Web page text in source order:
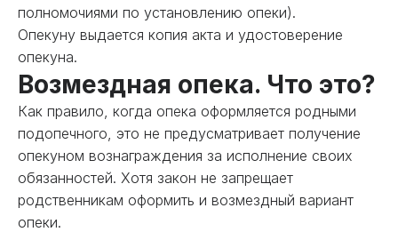
полномочиями по установлению опеки).
Опекуну выдается копия акта и удостоверение
опекуна.
Возмездная опека. Что это?
Как правило, когда опека оформляется родными
подопечного, это не предусматривает получение
опекуном вознаграждения за исполнение своих
обязанностей. Хотя закон не запрещает
родственникам оформить и возмездный вариант
опеки.